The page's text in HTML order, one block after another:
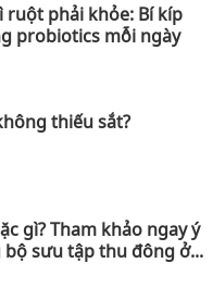
ruột phải khỏe: Bí kíp
probiotics mỗi ngày
thiếu sắt?
gì? Tham khảo ngay ý
sưu tập thu đông ở...